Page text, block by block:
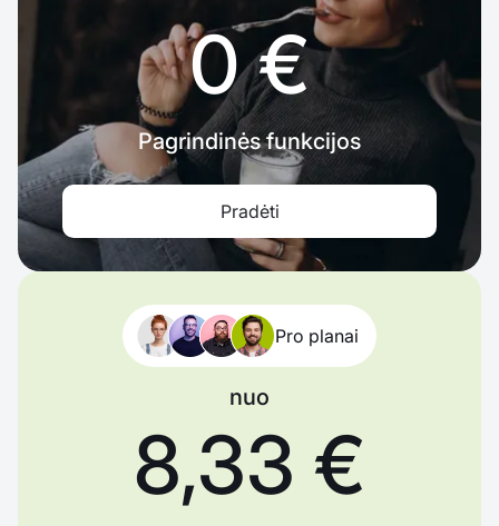
0 €
Pagrindinės funkcijos
Pradėti
Pro planai
nuo
8,33 €